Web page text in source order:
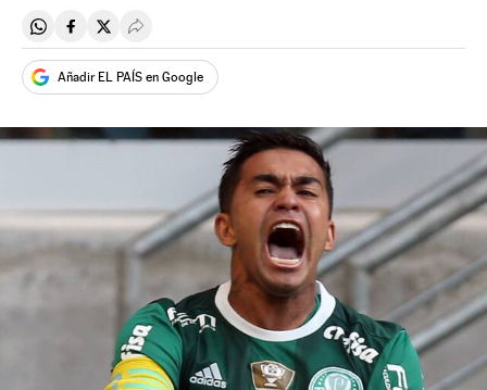
Compartir en Whatsapp
Compartir en Facebook
Compartir en Twitter
Desplegar Redes Sociales
Añadir EL PAÍS en Google